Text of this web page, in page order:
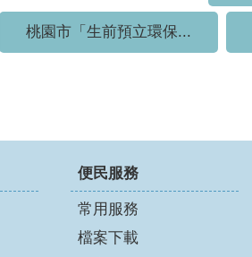
桃園市「生前預立環保...
便民服務
常用服務
檔案下載